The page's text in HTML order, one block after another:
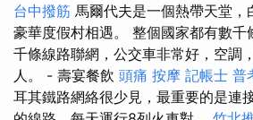
台中撥筋 馬爾代夫是一個熱帶天堂，
豪華度假村相遇。 整個國家都有數千
千條線路聯網，公交車非常好，空調
人。 - 壽宴餐飲 頭痛 按摩 記帳士 普
耳其鐵路網絡很少見，最重要的是連